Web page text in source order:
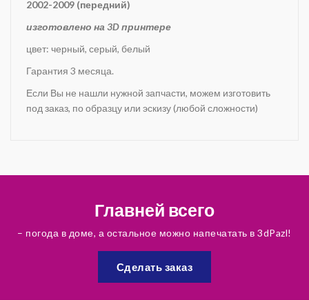
2002-2009 (передний)
изготовлено на 3D принтере
цвет: черный, серый, белый
Гарантия 3 месяца.
Если Вы не нашли нужной запчасти, можем изготовить
под заказ, по образцу или эскизу (любой сложности)
Главней всего
– погода в доме, а остальное можно напечатать в 3dPazl!
Сделать заказ